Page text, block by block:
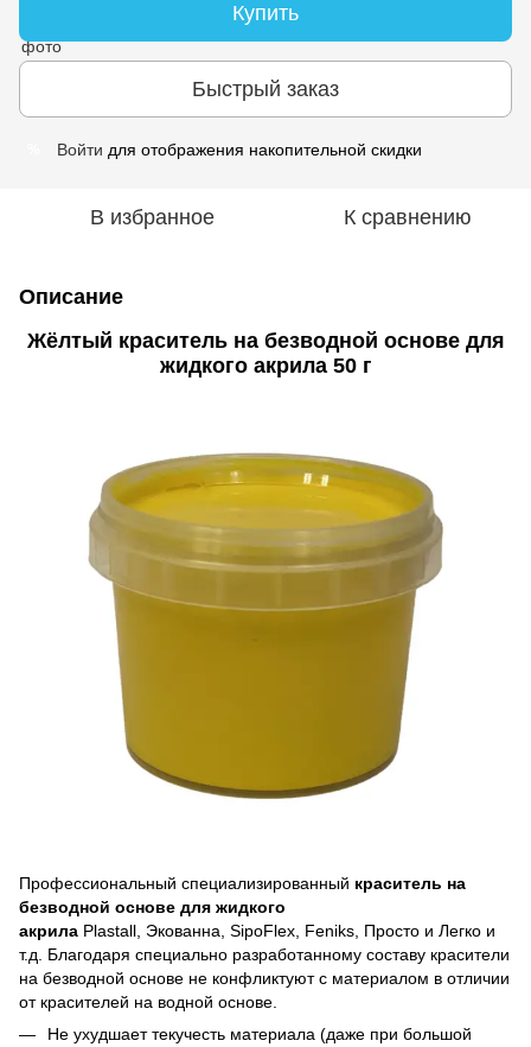
Купить
Быстрый заказ
Войти для отображения накопительной скидки
В избранное К сравнению
Описание
Жёлтый краситель на безводной основе для
жидкого акрила 50 г
Профессиональный специализированный краситель на
безводной основе для жидкого
акрила Plastall, Экованна, SipoFlex, Feniks, Просто и Легко и
т.д. Благодаря специально разработанному составу красители
на безводной основе не конфликтуют с материалом в отличии
от красителей на водной основе.
Не ухудшает текучесть материала (даже при большой